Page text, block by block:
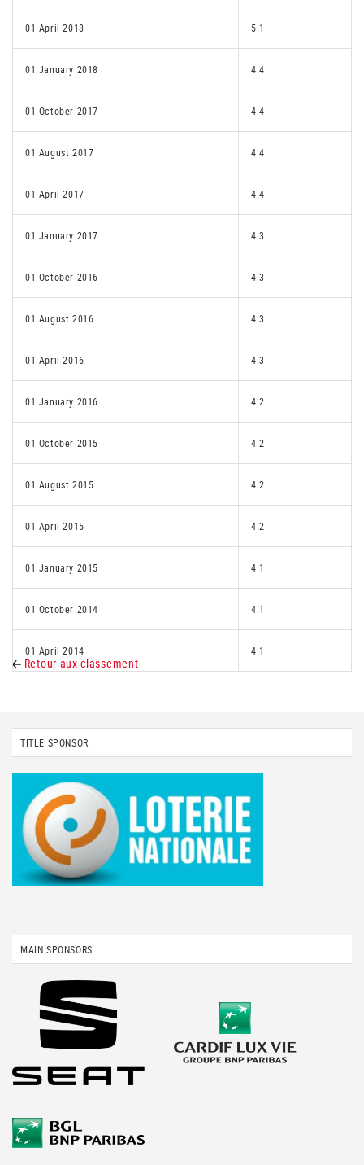
01 April 2018 5.1
01 January 2018 4.4
01 October 2017 4.4
01 August 2017 4.4
01 April 2017 4.4
01 January 2017 4.3
01 October 2016 4.3
01 August 2016 4.3
01 April 2016 4.3
01 January 2016 4.2
01 October 2015 4.2
01 August 2015 4.2
01 April 2015 4.2
01 January 2015 4.1
01 October 2014 4.1
01 April 2014 4.1
Retour aux classement
TITLE SPONSOR
MAIN SPONSORS